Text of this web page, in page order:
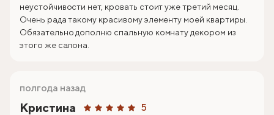
неустойчивости нет, кровать стоит уже третий месяц.
Очень рада такому красивому элементу моей квартиры.
Обязательно дополню спальную комнату декором из
этого же салона.
Кристина 5
полгода назад